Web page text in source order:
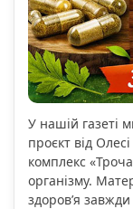
У нашій газеті
проєкт від
комплекс
організму.
здоров’я